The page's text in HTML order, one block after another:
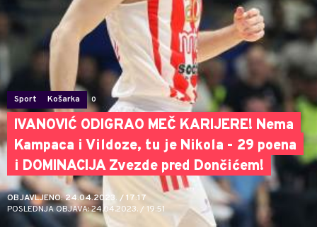
Sport Košarka 0
IVANOVIĆ ODIGRAO MEČ KARIJERE! Nema
Kampaca i Vildoze, tu je Nikola - 29 poena
i DOMINACIJA Zvezde pred Dončićem!
OBJAVLJENO: 24.04.2023. / 17:17
POSLEDNJA OBJAVA: 24.04.2023. / 19:51